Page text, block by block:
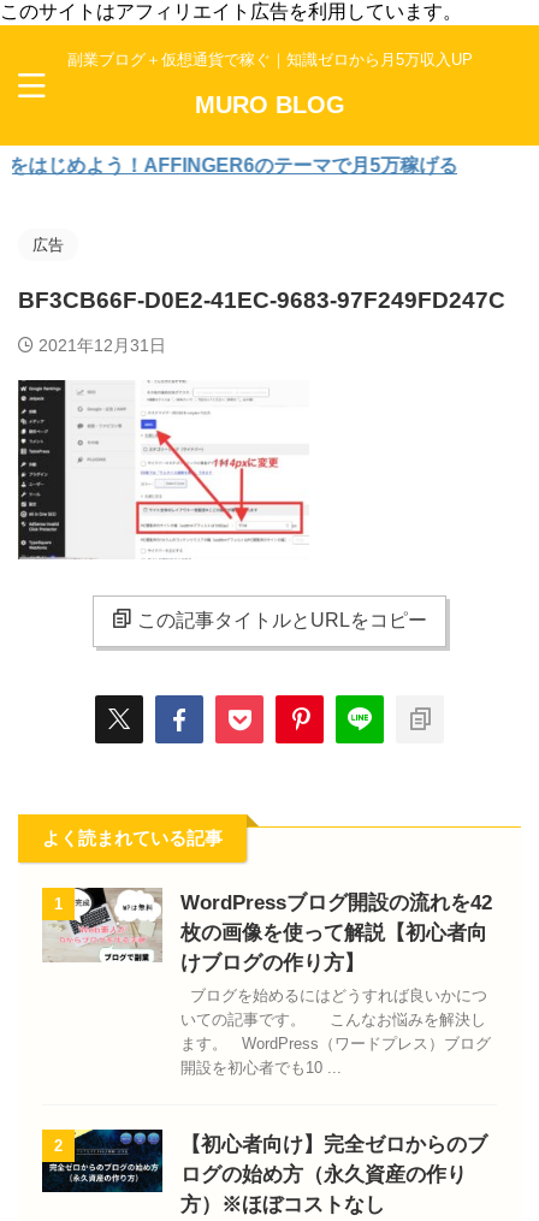
このサイトはアフィリエイト広告を利用しています。
副業ブログ＋仮想通貨で稼ぐ｜知識ゼロから月5万収入UP
MURO BLOG
めよう！AFFINGER6のテーマで月5万稼げる
広告
BF3CB66F-D0E2-41EC-9683-97F249FD247C
2021年12月31日
この記事タイトルとURLをコピー
よく読まれている記事
1
WordPressブログ開設の流れを42
枚の画像を使って解説【初心者向
けブログの作り方】
ブログを始めるにはどうすれば良いかにつ
いての記事です。 こんなお悩みを解決し
ます。 WordPress（ワードプレス）ブログ
開設を初心者でも10 ...
2
【初心者向け】完全ゼロからのブ
ログの始め方（永久資産の作り
方）※ほぼコストなし